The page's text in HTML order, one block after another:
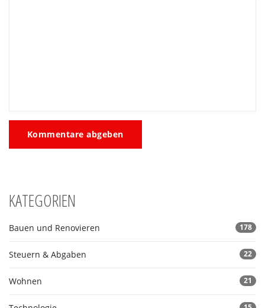
Kommentare abgeben
KATEGORIEN
Bauen und Renovieren 178
Steuern & Abgaben 22
Wohnen 21